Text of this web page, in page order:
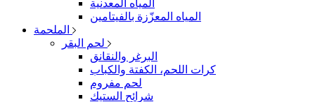
المياه المعدنية
المياه المعزّزة بالفيتامين
البرغر والنقانق
كرات اللحم، الكفتة والكباب
لحم مفروم
شرائح الستيك